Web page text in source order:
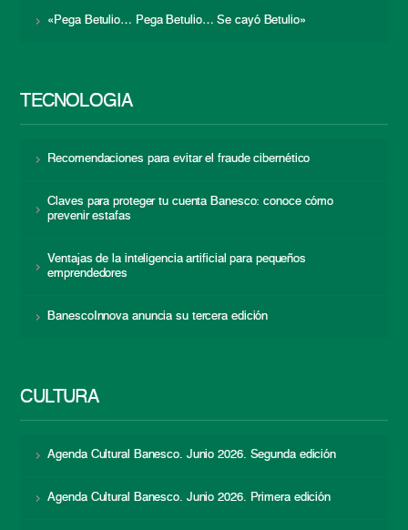
«Pega Betulio… Pega Betulio… Se cayó Betulio»
TECNOLOGÍA
Recomendaciones para evitar el fraude cibernético
Claves para proteger tu cuenta Banesco: conoce cómo
prevenir estafas
Ventajas de la inteligencia artificial para pequeños
emprendedores
BanescoInnova anuncia su tercera edición
CULTURA
Agenda Cultural Banesco. Junio 2026. Segunda edición
Agenda Cultural Banesco. Junio 2026. Primera edición